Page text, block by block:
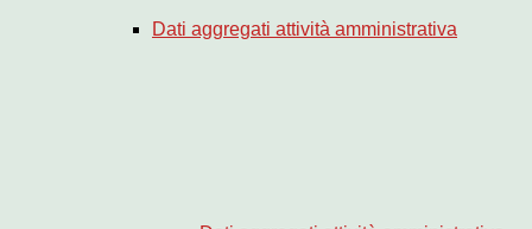
Dati aggregati attività amministrativa